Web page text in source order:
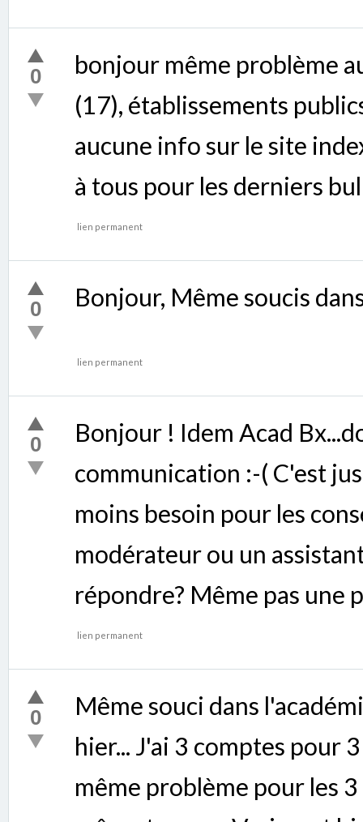
0
bonjour même problème
(17), établissements
aucune info sur le site
à tous pour les derniers
lien permanent
0 Bonjour, Même soucis
lien permanent
0
Bonjour ! Idem Acad
communication :-( C'est
moins besoin pour les
modérateur ou un
répondre? Même pas une
lien permanent
0
Même souci dans
hier... J'ai 3 comptes pour
même problème pour les